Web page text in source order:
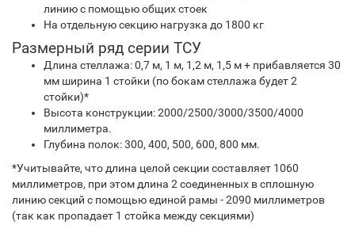
линию с помощью общих стоек
На отдельную секцию нагрузка до 1800 кг
Размерный ряд серии ТСУ
Длина стеллажа: 0,7 м, 1 м, 1,2 м, 1,5 м + прибавляется 30
мм ширина 1 стойки (по бокам стеллажа будет 2
стойки)*
Высота конструкции: 2000/2500/3000/3500/4000
миллиметра.
Глубина полок: 300, 400, 500, 600, 800 мм.
*Учитывайте, что длина целой секции составляет 1060
миллиметров, при этом длина 2 соединенных в сплошную
линию секций с помощью единой рамы - 2090 миллиметров
(так как пропадает 1 стойка между секциями)